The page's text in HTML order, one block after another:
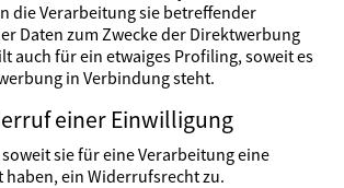
die Verarbeitung sie betreffender
Daten zum Zwecke der Direktwerbung
auch für ein etwaiges Profiling, soweit es
in Verbindung steht.
einer Einwilligung
sie für eine Verarbeitung eine
ein Widerrufsrecht zu.